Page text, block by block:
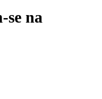
se na